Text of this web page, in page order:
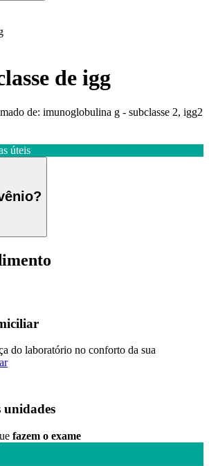
de igg
de: imunoglobulina g - subclasse 2, igg2
úteis
do laboratório no conforto da sua
unidades
fazem o exame